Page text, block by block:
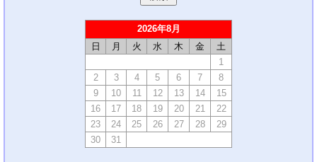
2026年8月
日 月 火 水 木 金
土
1
2
3 4 5 6 7
8
9
10 11 12 13 14
15
16
17 18 19 20 21
22
23
24 25 26 27 28
29
30
31